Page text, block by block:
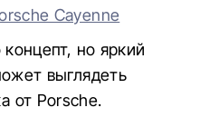
Cayenne
но яркий
выглядеть
от Porsche.